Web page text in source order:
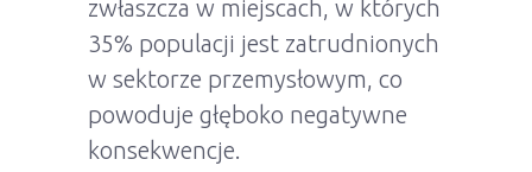
zwłaszcza w miejscach, w których
35% populacji jest zatrudnionych
w sektorze przemysłowym, co
powoduje głęboko negatywne
konsekwencje.